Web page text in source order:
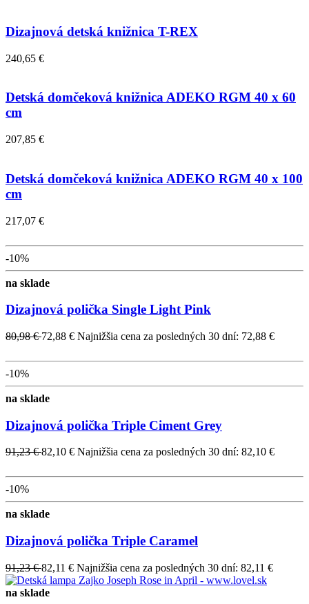
Dizajnová detská knižnica T-REX
240,65 €
Detská domčeková knižnica ADEKO RGM 40 x 60
cm
207,85 €
Detská domčeková knižnica ADEKO RGM 40 x 100
cm
217,07 €
-10%
na sklade
Dizajnová polička Single Light Pink
80,98 €72,88 € Najnižšia cena za posledných 30 dní: 72,88 €
-10%
na sklade
Dizajnová polička Triple Ciment Grey
91,23 €82,10 € Najnižšia cena za posledných 30 dní: 82,10 €
-10%
na sklade
Dizajnová polička Triple Caramel
91,23 €82,11 € Najnižšia cena za posledných 30 dní: 82,11 €
na sklade